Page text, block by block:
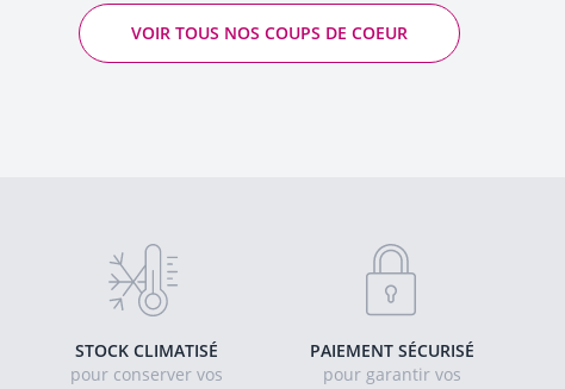
VOIR TOUS NOS COUPS DE COEUR
STOCK CLIMATISÉ
pour conserver vos
PAIEMENT SÉCURISÉ
pour garantir vos